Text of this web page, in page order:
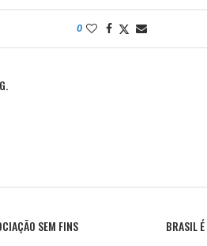
0
SEM FINS
BRASIL